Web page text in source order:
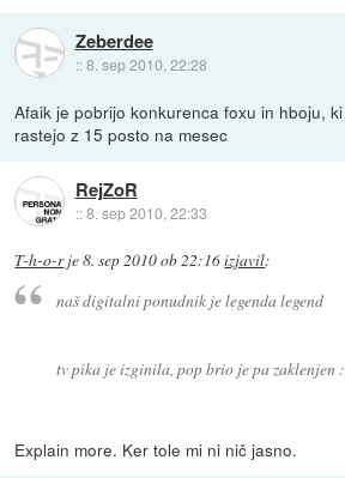
Zeberdee
::8. sep 2010, 22:28
Afaik je pobrijo konkurenca foxu in hboju,
rastejo z 15 posto na mesec
RejZoR
::8. sep 2010, 22:33
T-h-o-rje8. sep 2010 ob 22:16izjavil:
naš digitalni ponudnik je legenda legend
tv pika je izginila, pop brio je pa zaklenjen
Explain more. Ker tole mi ni nič jasno.